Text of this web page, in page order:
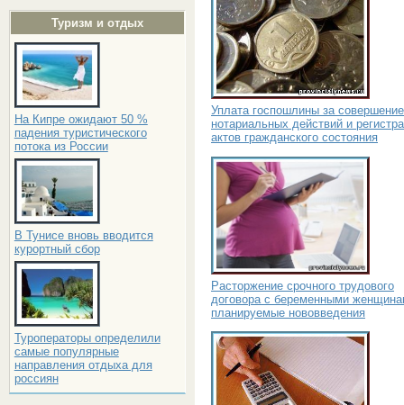
Туризм и отдых
На Кипре ожидают 50 %
падения туристического
потока из России
В Тунисе вновь вводится
курортный сбор
Туроператоры определили
самые популярные
направления отдыха для
россиян
Уплата госпошлины за совершение
нотариальных действий и
актов гражданского состояния
Расторжение срочного трудового
договора с беременными
планируемые нововведения